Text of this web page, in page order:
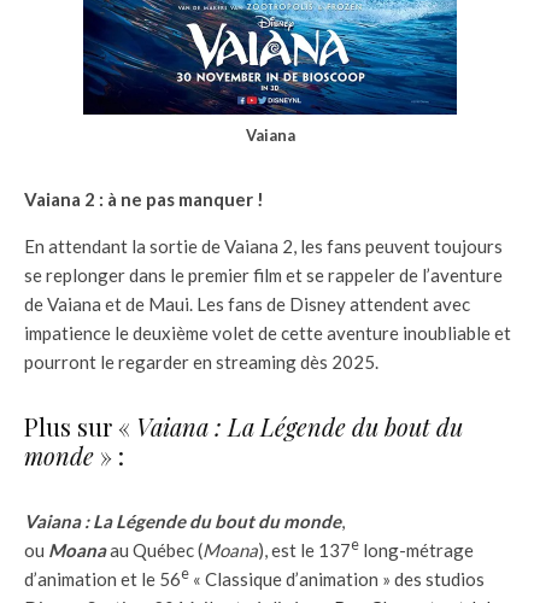
Vaiana
Vaiana 2 : à ne pas manquer !
En attendant la sortie de Vaiana 2, les fans peuvent toujours
se replonger dans le premier film et se rappeler de l’aventure
de Vaiana et de Maui. Les fans de Disney attendent avec
impatience le deuxième volet de cette aventure inoubliable et
pourront le regarder en streaming dès 2025.
Plus sur « Vaiana : La Légende du bout du
monde » :
Vaiana : La Légende du bout du monde,
ou Moanaau Québec (Moana), est le 137e long-métrage
d’animation et le 56e « Classique d’animation » des studios